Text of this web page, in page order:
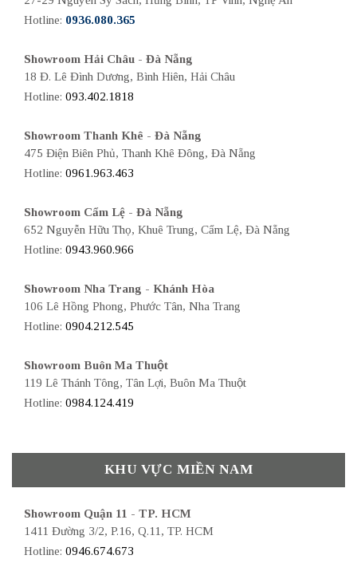
Hotline: 0936.080.365
Showroom Hải Châu - Đà Nẵng
18 Đ. Lê Đình Dương, Bình Hiên, Hải Châu
Hotline: 093.402.1818
Showroom Thanh Khê - Đà Nẵng
475 Điện Biên Phủ, Thanh Khê Đông, Đà Nẵng
Hotline: 0961.963.463
Showroom Cẩm Lệ - Đà Nẵng
652 Nguyễn Hữu Thọ, Khuê Trung, Cẩm Lệ, Đà Nẵng
Hotline: 0943.960.966
Showroom Nha Trang - Khánh Hòa
106 Lê Hồng Phong, Phước Tân, Nha Trang
Hotline: 0904.212.545
Showroom Buôn Ma Thuột
119 Lê Thánh Tông, Tân Lợi, Buôn Ma Thuột
Hotline: 0984.124.419
KHU VỰC MIỀN NAM
Showroom Quận 11 - TP. HCM
1411 Đường 3/2, P.16, Q.11, TP. HCM
Hotline: 0946.674.673